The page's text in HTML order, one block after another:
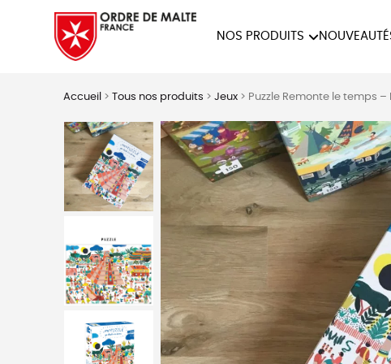
NOS PRODUITS
Accueil >Tous nos produits >Jeux > Puzzle Remonte le temps –